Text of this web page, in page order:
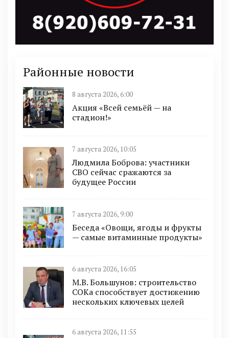
Районные новости
8 августа 2026, 6:00
Акция «Всей семьёй — на
стадион!»
7 августа 2026, 10:05
Людмила Боброва: участники
СВО сейчас сражаются за
будущее России
7 августа 2026, 9:00
Беседа «Овощи, ягоды и фрукты
— самые витаминные продукты»
6 августа 2026, 16:05
М.В. Большунов: строительство
СОКа способствует достижению
нескольких ключевых целей
6 августа 2026, 11:55